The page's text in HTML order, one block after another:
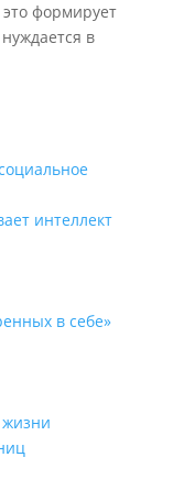
формирует
в
интеллект
в себе»
жизни